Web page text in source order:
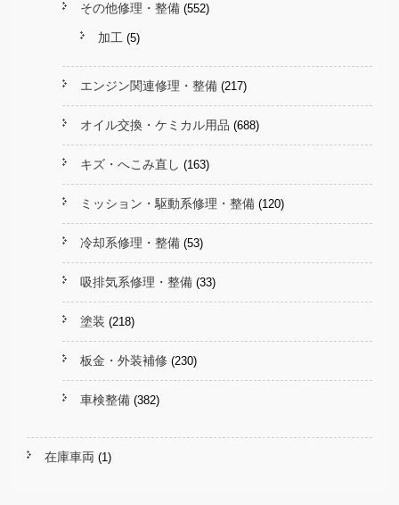
その他修理・整備 (552)
加工 (5)
エンジン関連修理・整備 (217)
オイル交換・ケミカル用品 (688)
キズ・へこみ直し (163)
ミッション・駆動系修理・整備 (120)
冷却系修理・整備 (53)
吸排気系修理・整備 (33)
塗装 (218)
板金・外装補修 (230)
車検整備 (382)
在庫車両 (1)